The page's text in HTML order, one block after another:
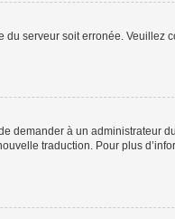
du serveur soit erronée. Veuillez
demander à un administrateur
traduction. Pour plus